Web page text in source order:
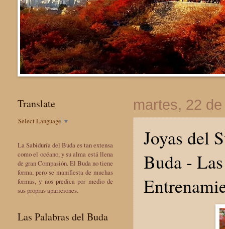
martes, 22
Joyas del
Buda -
Translate
Select Language ▼
La Sabiduría del Buda es tan extensa
como el océano, y su alma está llena
de gran Compasión. El Buda no tiene
forma, pero se manifiesta de muchas
formas, y nos predica por medio de
sus propias apariciones.
Las Palabras del Buda